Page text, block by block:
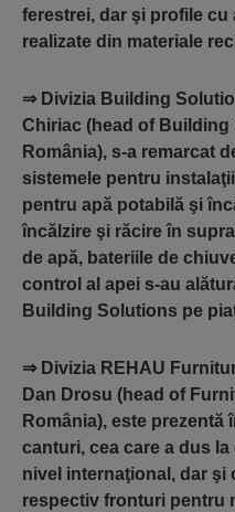
ferestrei, dar şi profile
realizate din materiale
⇒ Divizia Building
Chiriac (head of Building
România), s-a remarcat
sistemele pentru
pentru apă potabilă şi
încălzire şi răcire în
de apă, bateriile de
control al apei s-au
Building Solutions pe
⇒ Divizia REHAU
Dan Drosu (head of
România), este prezentă
canturi, cea care a dus
nivel internaţional, dar şi
respectiv fronturi pentru